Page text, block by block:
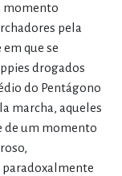
momento
pela
que se
drogados
do Pentágono
marcha, aqueles
de um momento